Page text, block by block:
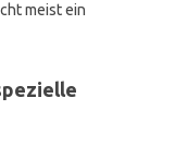
meist ein